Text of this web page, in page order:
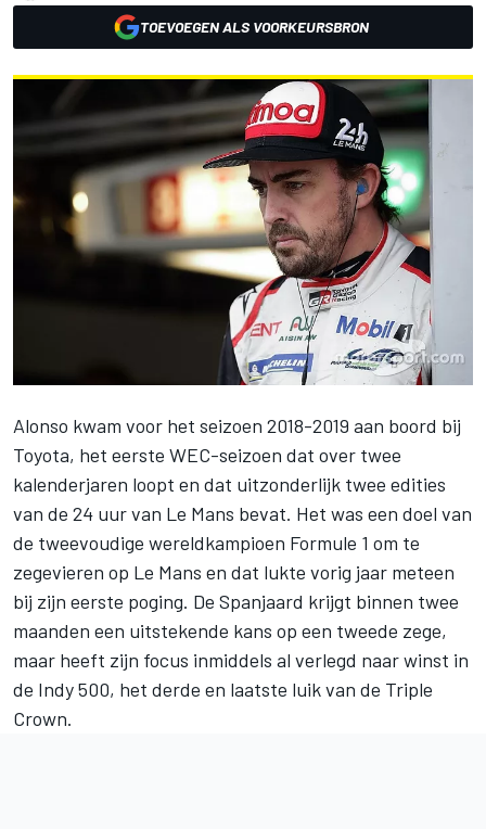
TOEVOEGEN ALS VOORKEURSBRON
Alonso kwam voor het seizoen 2018-2019 aan boord bij
Toyota, het eerste WEC-seizoen dat over twee
kalenderjaren loopt en dat uitzonderlijk twee edities
van de 24 uur van Le Mans bevat. Het was een doel van
de tweevoudige wereldkampioen Formule 1 om te
zegevieren op Le Mans en dat lukte vorig jaar meteen
bij zijn eerste poging. De Spanjaard krijgt binnen twee
maanden een uitstekende kans op een tweede zege,
maar heeft zijn focus inmiddels al verlegd naar winst in
de Indy 500, het derde en laatste luik van de Triple
Crown.